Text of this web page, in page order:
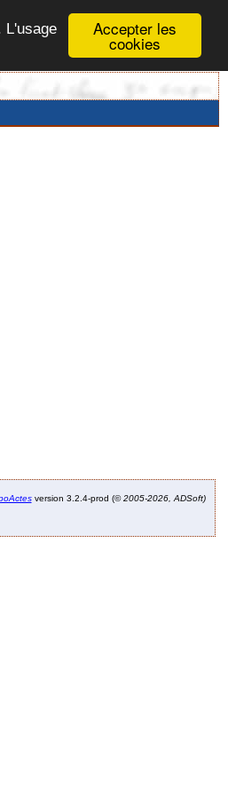
Accepter les
cookies
L'usage
version 3.2.4-prod (©2005-2026, ADSoft)